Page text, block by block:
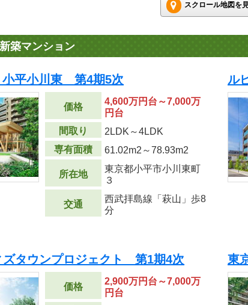
スクロール地図を
築マンション
平小川東 第4期5次
価格
4,600万円台～7,000万
円台
間取り
2LDK～4LDK
専有面積
61.02m2 ～78.93m2
所在地
東京都小平市小川東町
３
交通
西武拝島線「萩山」歩8
分
ル
ズタウンプロジェクト 第1期4次
価格
2,900万円台～7,000万
円台
東